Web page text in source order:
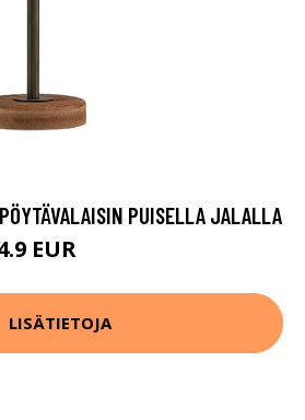
PUISELLA JALALLA
EUR
LISÄTIETOJA